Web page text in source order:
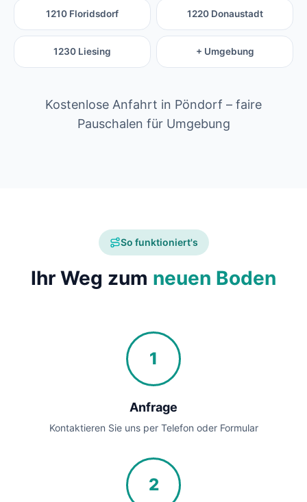
1210 Floridsdorf 1220 Donaustadt
1230 Liesing + Umgebung
Kostenlose Anfahrt in Pöndorf – faire
Pauschalen für Umgebung
So funktioniert's
Ihr Weg zum neuen Boden
1
Anfrage
Kontaktieren Sie uns per Telefon oder Formular
2